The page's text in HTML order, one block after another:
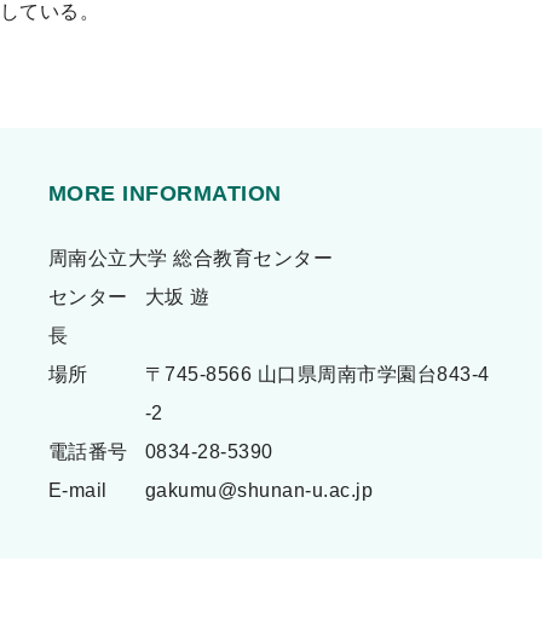
している。
MORE INFORMATION
周南公立大学 総合教育センター
センター
長
大坂 遊
場所
〒745-8566 山口県周南市学園台843-4
-2
電話番号
0834-28-5390
E-mail
gakumu@shunan-u.ac.jp